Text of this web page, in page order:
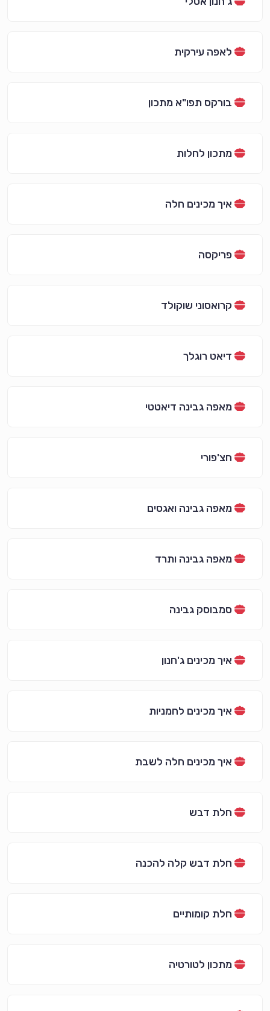
לאפה עירקית
בורקס תפו"א מתכון
מתכון לחלות
איך מכינים חלה
פריקסה
קרואסוני שוקולד
דיאט רוגלך
מאפה גבינה דיאטטי
חצ'פורי
מאפה גבינה ואגסים
מאפה גבינה ותרד
סמבוסק גבינה
איך מכינים ג'חנון
איך מכינים לחמניות
איך מכינים חלה לשבת
חלת דבש
חלת דבש קלה להכנה
חלת קומותיים
מתכון לטורטיה